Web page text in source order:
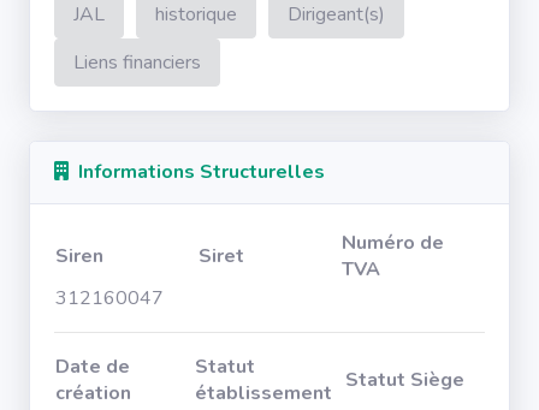
JAL
historique
Dirigeant(s)
Liens financiers
Informations Structurelles
Siren Siret
Numéro de
TVA
312160047
Date de
création
Statut
établissement Statut Siège